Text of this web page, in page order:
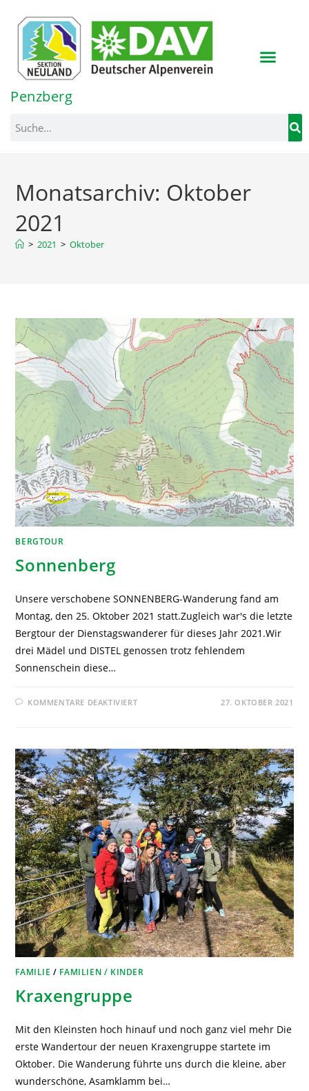
springen
Penzberg
Monatsarchiv: Oktober
2021
> 2021 > Oktober
BERGTOUR
Sonnenberg
Unsere verschobene SONNENBERG-Wanderung fand am
Montag, den 25. Oktober 2021 statt.Zugleich war's die letzte
Bergtour der Dienstagswanderer für dieses Jahr 2021.Wir
drei Mädel und DISTEL genossen trotz fehlendem
Sonnenschein diese…
KOMMENTARE DEAKTIVIERT 27. OKTOBER 2021
FAMILIE / FAMILIEN / KINDER
Kraxengruppe
Mit den Kleinsten hoch hinauf und noch ganz viel mehr Die
erste Wandertour der neuen Kraxengruppe startete im
Oktober. Die Wanderung führte uns durch die kleine, aber
wunderschöne, Asamklamm bei…